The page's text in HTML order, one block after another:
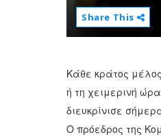
Share This
Κάθε κράτος
ή τη χειμερινή
διευκρίνισε
Ο πρόεδρος της